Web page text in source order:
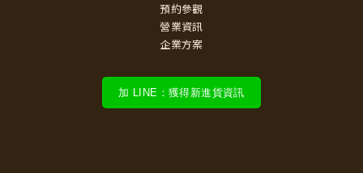
預約參觀
營業資訊
企業方案
加 LINE：獲得新進貨資訊